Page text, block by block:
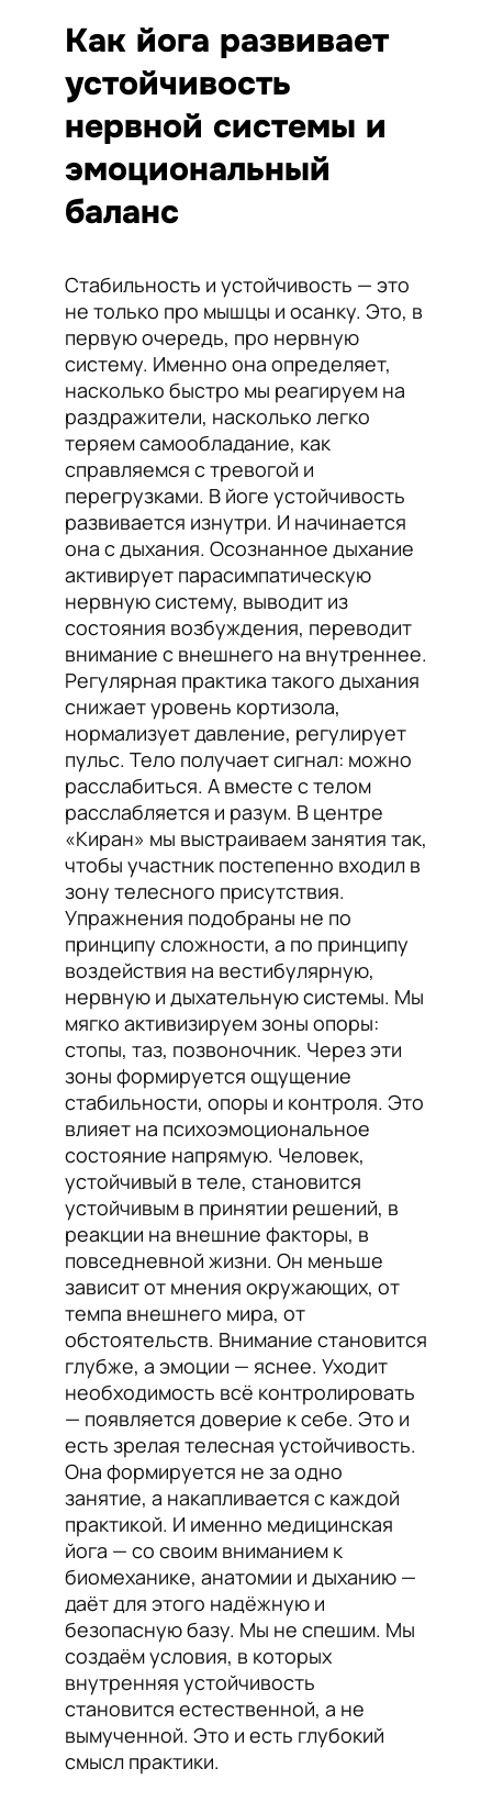
Как йога развивает
устойчивость
нервной системы и
эмоциональный
баланс
Стабильность и устойчивость — это
не только про мышцы и осанку. Это, в
первую очередь, про нервную
систему. Именно она определяет,
насколько быстро мы реагируем на
раздражители, насколько легко
теряем самообладание, как
справляемся с тревогой и
перегрузками. В йоге устойчивость
развивается изнутри. И начинается
она с дыхания. Осознанное дыхание
активирует парасимпатическую
нервную систему, выводит из
состояния возбуждения, переводит
внимание с внешнего на внутреннее.
Регулярная практика такого дыхания
снижает уровень кортизола,
нормализует давление, регулирует
пульс. Тело получает сигнал: можно
расслабиться. А вместе с телом
расслабляется и разум. В центре
«Киран» мы выстраиваем занятия так,
чтобы участник постепенно входил в
зону телесного присутствия.
Упражнения подобраны не по
принципу сложности, а по принципу
воздействия на вестибулярную,
нервную и дыхательную системы. Мы
мягко активизируем зоны опоры:
стопы, таз, позвоночник. Через эти
зоны формируется ощущение
стабильности, опоры и контроля. Это
влияет на психоэмоциональное
состояние напрямую. Человек,
устойчивый в теле, становится
устойчивым в принятии решений, в
реакции на внешние факторы, в
повседневной жизни. Он меньше
зависит от мнения окружающих, от
темпа внешнего мира, от
обстоятельств. Внимание становится
глубже, а эмоции — яснее. Уходит
необходимость всё контролировать
— появляется доверие к себе. Это и
есть зрелая телесная устойчивость.
Она формируется не за одно
занятие, а накапливается с каждой
практикой. И именно медицинская
йога — со своим вниманием к
биомеханике, анатомии и дыханию —
даёт для этого надёжную и
безопасную базу. Мы не спешим. Мы
создаём условия, в которых
внутренняя устойчивость
становится естественной, а не
вымученной. Это и есть глубокий
смысл практики.